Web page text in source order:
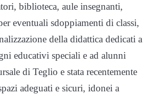
biblioteca, aule insegnanti,
eventuali sdoppiamenti di classi,
della didattica dedicati a
educativi speciali e ad alunni
di Teglio e stata recentemente
adeguati e sicuri, idonei a